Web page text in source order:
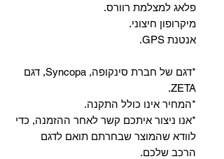
פלאג למצלמת רוורס.
מיקרופון חיצוני.
אנטנת GPS.
*דגם של חברת סינקופה, Syncopa, דגם
ZETA.
*המחיר אינו כולל התקנה.
*אנו ניצור איתכם קשר לאחר ההזמנה, כדי
לוודא שהמוצר שבחרתם תואם לדגם
הרכב שלכם.